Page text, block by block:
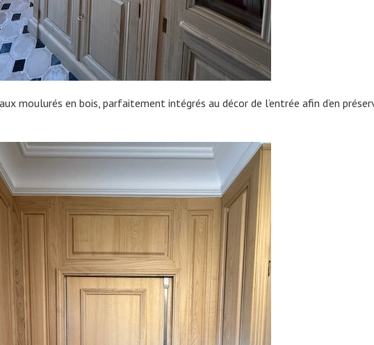
moulurés en bois, parfaitement intégrés au décor de l’entrée afin d’en